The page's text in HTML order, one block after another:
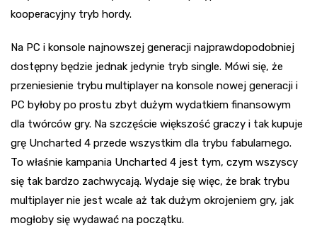
kooperacyjny tryb hordy.
Na PC i konsole najnowszej generacji najprawdopodobniej
dostępny będzie jednak jedynie tryb single. Mówi się, że
przeniesienie trybu multiplayer na konsole nowej generacji i
PC byłoby po prostu zbyt dużym wydatkiem finansowym
dla twórców gry. Na szczęście większość graczy i tak kupuje
grę Uncharted 4 przede wszystkim dla trybu fabularnego.
To właśnie kampania Uncharted 4 jest tym, czym wszyscy
się tak bardzo zachwycają. Wydaje się więc, że brak trybu
multiplayer nie jest wcale aż tak dużym okrojeniem gry, jak
mogłoby się wydawać na początku.